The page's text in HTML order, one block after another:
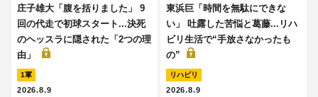
庄子雄大「腹を括りました」 9
回の代走で初球スタート...決死
のヘッスラに隠された「2つの理
由」
1軍
2026.8.9
東浜巨「時間を無駄にできな
い」 吐露した苦悩と葛藤...リハ
ビリ生活で“手放さなかったも
の”
リハビリ
2026.8.9